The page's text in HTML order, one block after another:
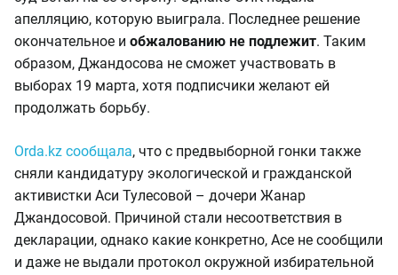
апелляцию, которую выиграла. Последнее решение
окончательное и обжалованию не подлежит. Таким
образом, Джандосова не сможет участвовать в
выборах 19 марта, хотя подписчики желают ей
продолжать борьбу.
Orda.kz сообщала, что с предвыборной гонки также
сняли кандидатуру экологической и гражданской
активистки Аси Тулесовой – дочери Жанар
Джандосовой. Причиной стали несоответствия в
декларации, однако какие конкретно, Асе не сообщили
и даже не выдали протокол окружной избирательной